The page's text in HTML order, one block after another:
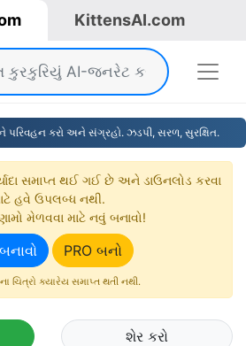
KittensAI.com
પરિવહન કરો અને સંગ્રહો. ઝડપી, સરળ, સુરક્ષિત.
સમાપ્ત થઈ ગઈ છે અને ડાઉનલોડ કરવા
હવે ઉપલબ્ધ નથી.
મેળવવા માટે નવું બનાવો!
PRO બનો
ચિત્રો ક્યારેય સમાપ્ત થતી નથી.
શેર કરો